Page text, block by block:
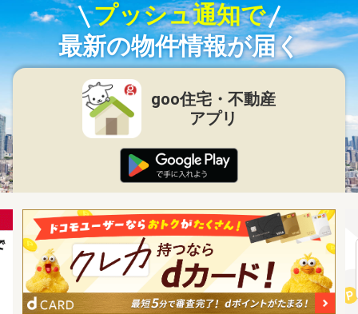
プッシュ通知で
最新の物件情報が届く
goo住宅・不動産
アプリ